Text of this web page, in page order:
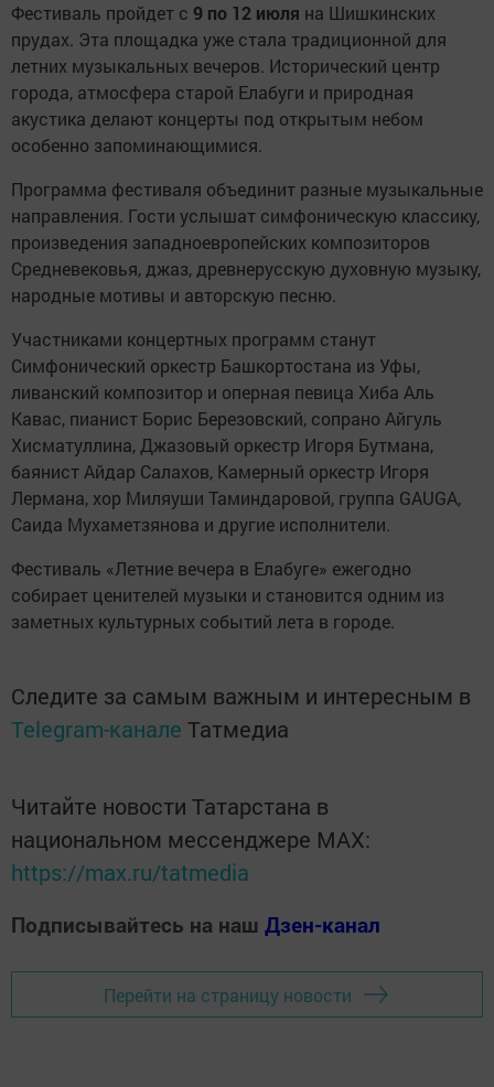
Фестиваль пройдет с 9 по 12 июля на Шишкинских
прудах. Эта площадка уже стала традиционной для
летних музыкальных вечеров. Исторический центр
города, атмосфера старой Елабуги и природная
акустика делают концерты под открытым небом
особенно запоминающимися.
Программа фестиваля объединит разные музыкальные
направления. Гости услышат симфоническую классику,
произведения западноевропейских композиторов
Средневековья, джаз, древнерусскую духовную музыку,
народные мотивы и авторскую песню.
Участниками концертных программ станут
Симфонический оркестр Башкортостана из Уфы,
ливанский композитор и оперная певица Хиба Аль
Кавас, пианист Борис Березовский, сопрано Айгуль
Хисматуллина, Джазовый оркестр Игоря Бутмана,
баянист Айдар Салахов, Камерный оркестр Игоря
Лермана, хор Миляуши Таминдаровой, группа GAUGA,
Саида Мухаметзянова и другие исполнители.
Фестиваль «Летние вечера в Елабуге» ежегодно
собирает ценителей музыки и становится одним из
заметных культурных событий лета в городе.
Следите за самым важным и интересным в
Telegram-канале Татмедиа
Читайте новости Татарстана в
национальном мессенджере MАХ:
https://max.ru/tatmedia
Подписывайтесь на наш Дзен-канал
Перейти на страницу новости